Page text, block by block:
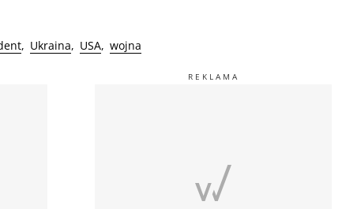
Ukraina USA wojna